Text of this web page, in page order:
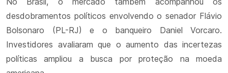
desdobramentos políticos envolvendo o senador Flávio
Bolsonaro (PL-RJ) e o banqueiro Daniel Vorcaro.
Investidores avaliaram que o aumento das incertezas
políticas ampliou a busca por proteção na moeda